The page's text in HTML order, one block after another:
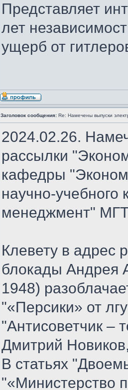
Представляет
лет
ущерб от
Заголовок сообщения: Re: Намечены выпуски
2024.02.26.
рассылки
кафедры
научно-
менеджмент"
Клевету в адрес
блокады Андрея
1948)
"«Персики» от
"Антисоветчик –
Дмитрий
В статьях
"«Министерство